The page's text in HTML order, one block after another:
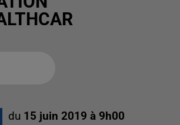
du 15 juin 2019 à 9h00